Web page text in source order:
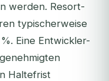
werden. Resort-
typischerweise
Eine Entwickler-
Haltefrist